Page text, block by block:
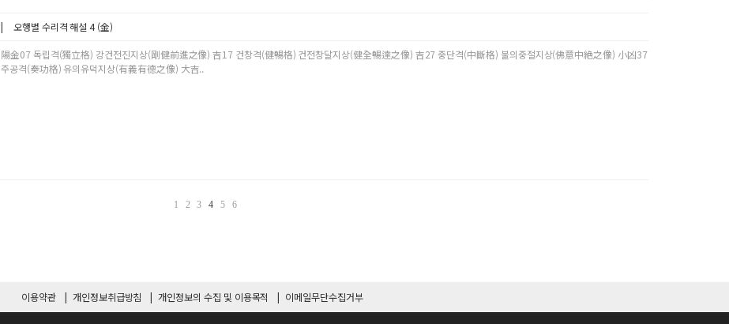
오행별 수리격 해설 4 (金)
陽金07 독립격(獨立格) 강건전진지상(剛健前進之像) 吉17 건창격(健暢格) 건전창달지상(健全暢達之像) 吉27 중단격(中斷格) 불의중절지상(佛意中絶之像) 小凶37
주공격(奏功格) 유의유덕지상(有義有德之像) 大吉..
1 2 3 4 5 6
이용약관 개인정보취급방침 개인정보의 수집 및 이용목적 이메일무단수집거부